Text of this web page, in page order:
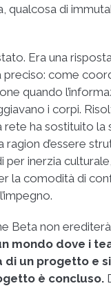
qualcosa di
Era una
preciso: come
quando
i corpi.
ha sostituito la
ragion d’essere
per inerzia
la comodità di
Beta non erediterà
mondo dove i
di un progetto e
è concluso.